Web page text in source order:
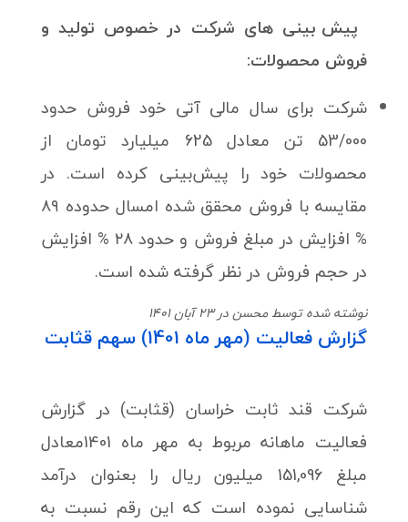
پیش بینی های شرکت در خصوص تولید و
فروش محصولات:
شرکت برای سال مالی آتی خود فروش حدود
53/000 تن معادل 625 میلیارد تومان از
محصولات خود را پیش‌بینی کرده است. در
مقایسه با فروش محقق شده امسال حدوده ۸۹
% افزایش در مبلغ فروش و حدود ۲۸ % افزایش
در حجم فروش در نظر گرفته شده است.
نوشته شده توسط محسن در 23 آبان 1401
گزارش فعالیت (مهر ماه 1401) سهم قثابت
شرکت قند ثابت خراسان (قثابت) در گزارش
فعالیت ماهانه مربوط به مهر ماه 1401معادل
مبلغ 151,096 میلیون ریال را بعنوان درآمد
شناسایی نموده است که این رقم نسبت به